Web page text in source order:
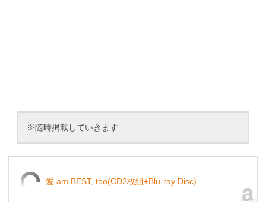
※随時掲載していきます
愛 am BEST, too(CD2枚組+Blu-ray Disc)